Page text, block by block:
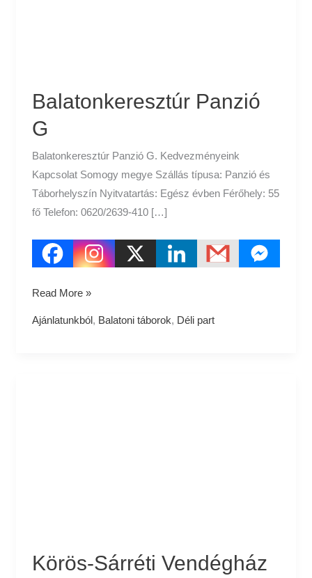
Balatonkeresztúr Panzió
G
Balatonkeresztúr Panzió G. Kedvezményeink
Kapcsolat Somogy megye Szállás típusa: Panzió és
Táborhelyszín Nyitvatartás: Egész évben Férőhely: 55
fő Telefon: 0620/2639-410 […]
Read More »
Ajánlatunkból, Balatoni táborok, Déli part
Körös-Sárréti Vendégház